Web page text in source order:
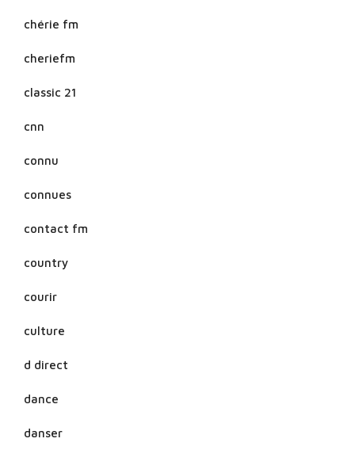
chérie fm
cheriefm
classic 21
cnn
connu
connues
contact fm
country
courir
culture
d direct
dance
danser